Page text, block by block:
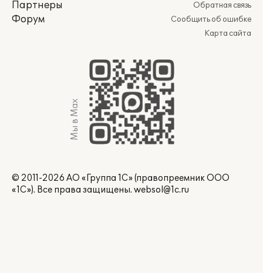
Партнеры
Форум
Обратная связь
Сообщить об ошибке
Карта сайта
Мы в Max
© 2011-2026 АО «Группа 1С» (правопреемник ООО
«1С»). Все права защищены. websol@1c.ru